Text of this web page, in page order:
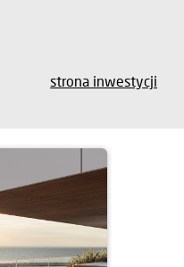
strona inwestycji